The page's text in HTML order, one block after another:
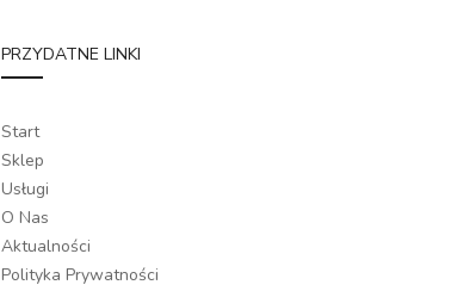
PRZYDATNE LINKI
Start
Sklep
Usługi
O Nas
Aktualności
Polityka Prywatności